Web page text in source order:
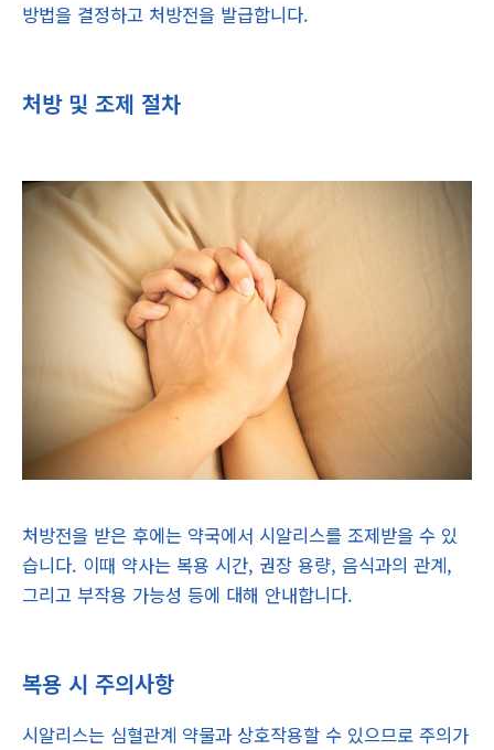
방법을 결정하고 처방전을 발급합니다.
처방 및 조제 절차
처방전을 받은 후에는 약국에서 시알리스를 조제받을 수 있
습니다. 이때 약사는 복용 시간, 권장 용량, 음식과의 관계,
그리고 부작용 가능성 등에 대해 안내합니다.
복용 시 주의사항
시알리스는 심혈관계 약물과 상호작용할 수 있으므로 주의가